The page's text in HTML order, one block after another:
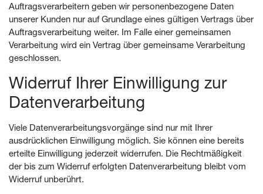
Auftragsverarbeitern geben wir personenbezogene Daten
unserer Kunden nur auf Grundlage eines gültigen Vertrags über
Auftragsverarbeitung weiter. Im Falle einer gemeinsamen
Verarbeitung wird ein Vertrag über gemeinsame Verarbeitung
geschlossen.
Widerruf Ihrer Einwilligung zur
Datenverarbeitung
Viele Datenverarbeitungsvorgänge sind nur mit Ihrer
ausdrücklichen Einwilligung möglich. Sie können eine bereits
erteilte Einwilligung jederzeit widerrufen. Die Rechtmäßigkeit
der bis zum Widerruf erfolgten Datenverarbeitung bleibt vom
Widerruf unberührt.